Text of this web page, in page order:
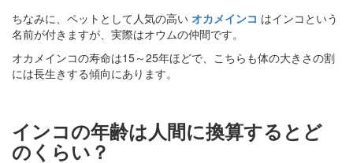
ちなみに、ペットとして人気の高い オカメインコ はインコという
名前が付きますが、実際はオウムの仲間です。
オカメインコの寿命は15～25年ほどで、こちらも体の大きさの割
には長生きする傾向にあります。
インコの年齢は人間に換算するとど
のくらい？